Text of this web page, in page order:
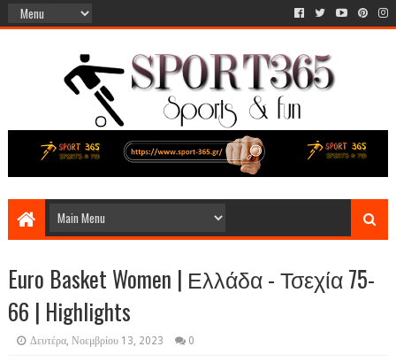
Euro Basket Women | Ελλάδα - Τσεχία 75-
66 | Highlights
Δευτέρα, Νοεμβρίου 13, 2023 0